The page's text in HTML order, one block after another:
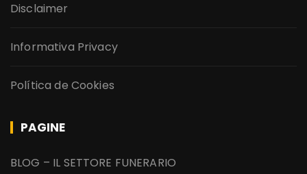
Disclaimer
Informativa Privacy
Política de Cookies
PAGINE
BLOG – IL SETTORE FUNERARIO